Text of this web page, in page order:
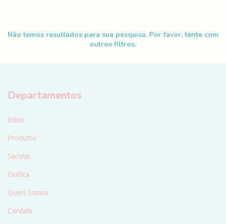
Não temos resultados para sua pesquisa. Por favor, tente com
outros filtros.
Departamentos
Início
Produtos
Sacolas
Gráfica
Quem Somos
Contato